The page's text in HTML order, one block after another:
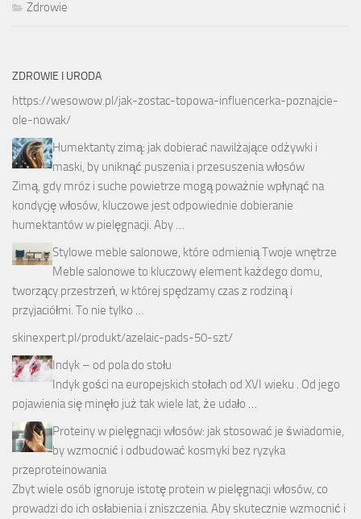
Zdrowie
ZDROWIE I URODA
https://wesowow.pl/jak-zostac-topowa-influencerka-poznajcie-
ole-nowak/
Humektanty zimą: jak dobierać nawilżające odżywki i
maski, by uniknąć puszenia i przesuszenia włosów
Zimą, gdy mróz i suche powietrze mogą poważnie wpłynąć na
kondycję włosów, kluczowe jest odpowiednie dobieranie
humektantów w pielęgnacji. Aby …
Stylowe meble salonowe, które odmienią Twoje wnętrze
Meble salonowe to kluczowy element każdego domu,
tworzący przestrzeń, w której spędzamy czas z rodziną i
przyjaciółmi. To nie tylko …
skinexpert.pl/produkt/azelaic-pads-50-szt/
Indyk – od pola do stołu
Indyk gości na europejskich stołach od XVI wieku . Od jego
pojawienia się minęło już tak wiele lat, że udało …
Proteiny w pielęgnacji włosów: jak stosować je świadomie,
by wzmocnić i odbudować kosmyki bez ryzyka
przeproteinowania
Zbyt wiele osób ignoruje istotę protein w pielęgnacji włosów, co
prowadzi do ich osłabienia i zniszczenia. Aby skutecznie wzmocnić i